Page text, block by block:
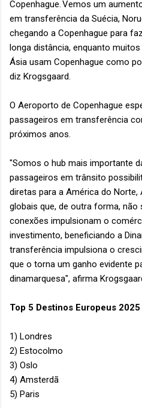
Copenhague. Vemos um
em transferência da Suécia,
chegando a Copenhague para
longa distância, enquanto
Ásia usam Copenhague como
diz Krogsgaard.
O Aeroporto de Copenhague
passageiros em transferência
próximos anos.
"Somos o hub mais importante
passageiros em trânsito
diretas para a América do
globais que, de outra forma,
conexões impulsionam o
investimento, beneficiando a
transferência impulsiona o
que o torna um ganho evidente
dinamarquesa", afirma
Top 5 Destinos Europeus 2025
1) Londres
2) Estocolmo
3) Oslo
4) Amsterdã
5) Paris